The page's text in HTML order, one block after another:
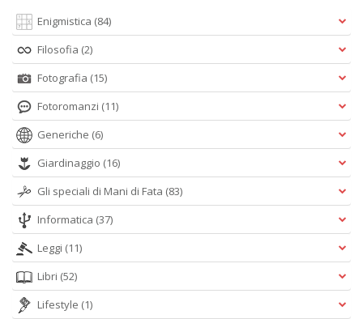
Enigmistica (84)
Filosofia (2)
Fotografia (15)
Fotoromanzi (11)
Generiche (6)
Giardinaggio (16)
Gli speciali di Mani di Fata (83)
Informatica (37)
Leggi (11)
Libri (52)
Lifestyle (1)